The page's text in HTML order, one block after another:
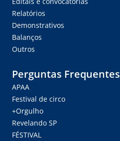
Relatórios
Demonstrativos
Balanços
Outros
Perguntas Frequentes
APAA
Festival de circo
+Orgulho
Revelando SP
FÉSTIVAL